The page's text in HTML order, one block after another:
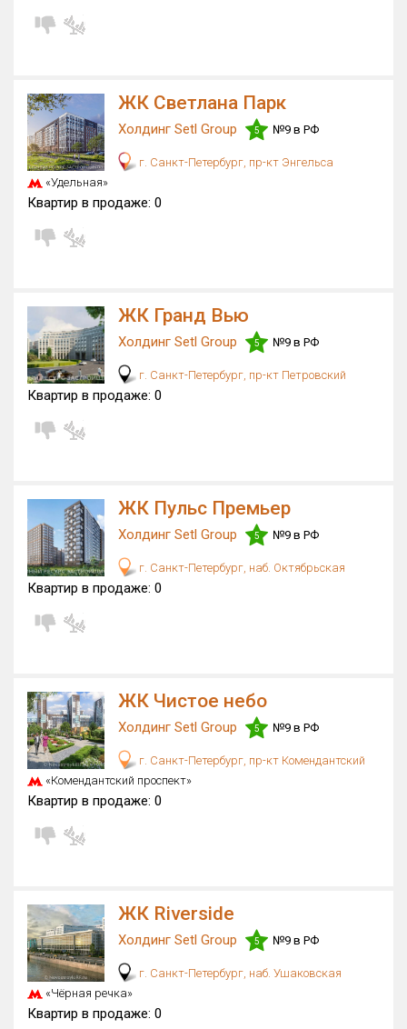
ЖК Светлана Парк
Холдинг Setl Group 5 №9 в РФ
г. Санкт-Петербург, пр-кт Энгельса
«Удельная»
Квартир в продаже: 0
ЖК Гранд Вью
Холдинг Setl Group 5 №9 в РФ
г. Санкт-Петербург, пр-кт Петровский
Квартир в продаже: 0
ЖК Пульс Премьер
Холдинг Setl Group 5 №9 в РФ
г. Санкт-Петербург, наб. Октябрьская
Квартир в продаже: 0
ЖК Чистое небо
Холдинг Setl Group 5 №9 в РФ
г. Санкт-Петербург, пр-кт Комендантский
«Комендантский проспект»
Квартир в продаже: 0
ЖК Riverside
Холдинг Setl Group 5 №9 в РФ
г. Санкт-Петербург, наб. Ушаковская
«Чёрная речка»
Квартир в продаже: 0